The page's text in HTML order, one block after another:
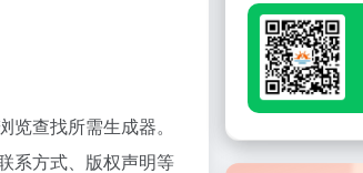
览查找所需生成器。
系方式、版权声明等